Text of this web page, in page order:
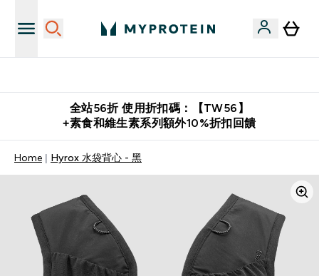
全站56折 使用折扣碼：【TW56】
+素食和維生素系列額外10%折扣回饋
Home Hyrox 水袋背心 - 黑